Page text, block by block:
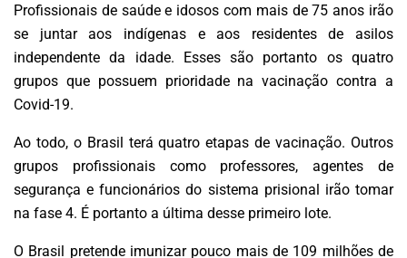
Profissionais de saúde e idosos com mais de 75 anos irão
se juntar aos indígenas e aos residentes de asilos
independente da idade. Esses são portanto os quatro
grupos que possuem prioridade na vacinação contra a
Covid-19.
Ao todo, o Brasil terá quatro etapas de vacinação. Outros
grupos profissionais como professores, agentes de
segurança e funcionários do sistema prisional irão tomar
na fase 4. É portanto a última desse primeiro lote.
O Brasil pretende imunizar pouco mais de 109 milhões de